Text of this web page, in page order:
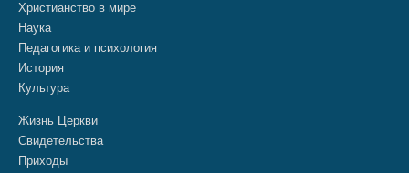
Христианство в мире
Наука
Педагогика и психология
История
Культура
Жизнь Церкви
Свидетельства
Приходы